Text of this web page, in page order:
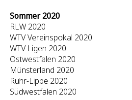
Sommer 2020
RLW 2020
WTV Vereinspokal 2020
WTV Ligen 2020
Ostwestfalen 2020
Münsterland 2020
Ruhr-Lippe 2020
Südwestfalen 2020